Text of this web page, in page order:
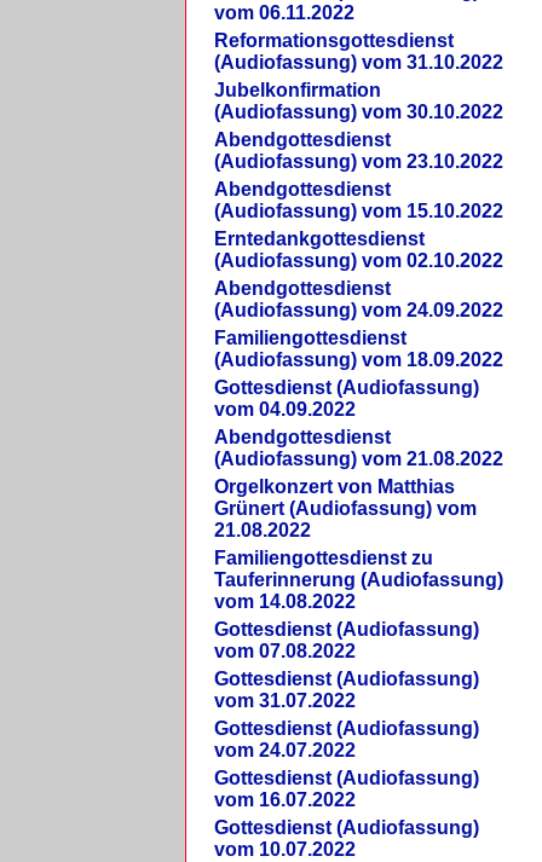
vom 06.11.2022
Reformationsgottesdienst
(Audiofassung) vom 31.10.2022
Jubelkonfirmation
(Audiofassung) vom 30.10.2022
Abendgottesdienst
(Audiofassung) vom 23.10.2022
Abendgottesdienst
(Audiofassung) vom 15.10.2022
Erntedankgottesdienst
(Audiofassung) vom 02.10.2022
Abendgottesdienst
(Audiofassung) vom 24.09.2022
Familiengottesdienst
(Audiofassung) vom 18.09.2022
Gottesdienst (Audiofassung)
vom 04.09.2022
Abendgottesdienst
(Audiofassung) vom 21.08.2022
Orgelkonzert von Matthias
Grünert (Audiofassung) vom
21.08.2022
Familiengottesdienst zu
Tauferinnerung (Audiofassung)
vom 14.08.2022
Gottesdienst (Audiofassung)
vom 07.08.2022
Gottesdienst (Audiofassung)
vom 31.07.2022
Gottesdienst (Audiofassung)
vom 24.07.2022
Gottesdienst (Audiofassung)
vom 16.07.2022
Gottesdienst (Audiofassung)
vom 10.07.2022